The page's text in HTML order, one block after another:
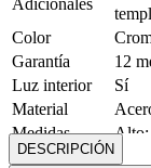
Adicionales
Color
Garantía
12
Luz interior
Sí
Material
Medidas
Alto:
Modelo
DESCRIPCIÓN